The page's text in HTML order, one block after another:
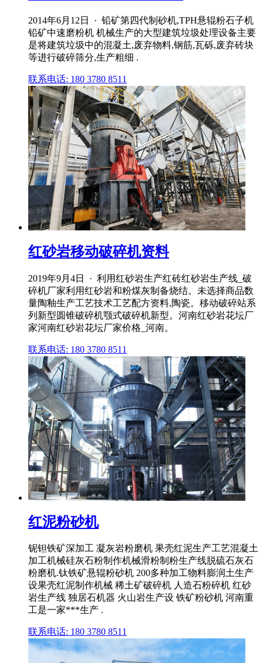
2014年6月12日 · 铅矿第四代制砂机,TPH悬辊粉石子机
铅矿中速磨粉机 机械生产的大型建筑垃圾处理设备主要
是将建筑垃圾中的混凝土,废弃物料,钢筋,瓦砾,废弃砖块
等进行破碎筛分,生产粗细 .
联系电话: 180 3780 8511
红砂岩移动破碎机资料
2019年9月4日 · 利用红砂岩生产红砖红砂岩生产线_破
碎机厂家利用红砂岩和粉煤灰制备烧结。未选择商品数
量陶釉生产工艺技术工艺配方资料,陶瓷。移动破碎站系
列新型圆锥破碎机颚式破碎机新型。河南红砂岩花坛厂
家河南红砂岩花坛厂家价格_河南。
联系电话: 180 3780 8511
红泥粉砂机
铌钽铁矿深加工 凝灰岩粉磨机 果壳红泥生产工艺混凝土
加工机械硅灰石粉制作机械滑粉制粉生产线脱硫石灰石
粉磨机.钛铁矿悬辊粉砂机 200多种加工物料膨润土生产
设果壳红泥制作机械 稀土矿破碎机 人造石粉碎机 红砂
岩生产线 独居石机器 火山岩生产设 铁矿粉砂机 河南重
工是一家***生产 .
联系电话: 180 3780 8511